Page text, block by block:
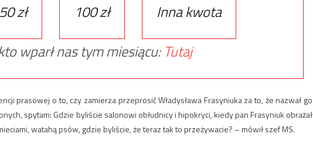
50 zł 100 zł
Inna kwota
wparł nas tym miesiącu: Tutaj
prasowej o to, czy zamierza przeprosić Władysława Frasyniuka za to, że nazwał go
spytam: Gdzie byliście salonowi obłudnicy i hipokryci, kiedy pan Frasyniuk obrażał
watahą psów, gdzie byliście, że teraz tak to przeżywacie? – mówił szef MS.